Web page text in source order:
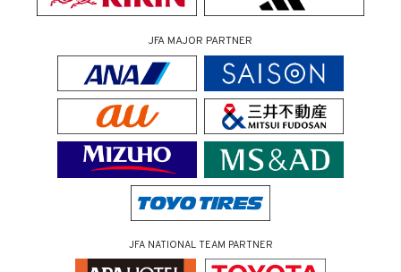
JFA MAJOR PARTNER
JFA NATIONAL TEAM PARTNER